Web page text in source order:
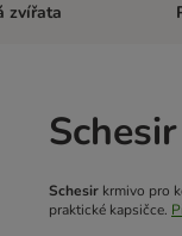
Kočky
zvířata
Schesir krmivo pro
praktické kapsičce.